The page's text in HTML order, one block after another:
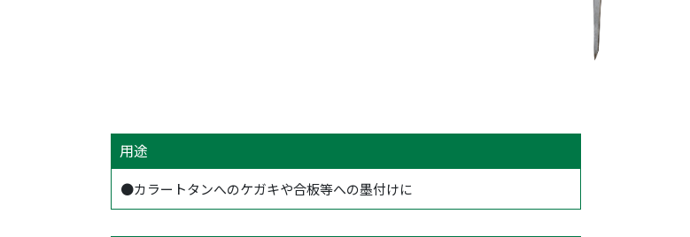
用途
●カラートタンへのケガキや合板等への墨付けに